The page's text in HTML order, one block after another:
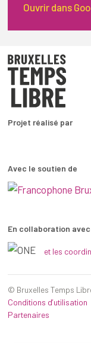
Ouvrir dans
Projet réalisé par
Avec le soutien de
En collaboration avec
et les
© Bruxelles Temps
Conditions d’utilisation
Partenaires